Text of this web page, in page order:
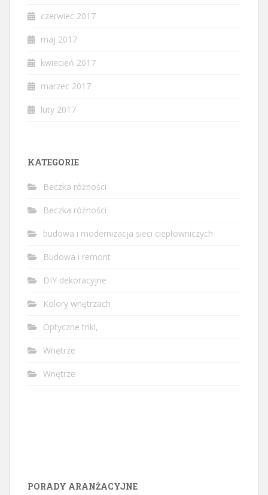
czerwiec 2017
maj 2017
kwiecień 2017
marzec 2017
luty 2017
KATEGORIE
Beczka różności
Beczka różności
budowa i modernizacja sieci ciepłowniczych
Budowa i remont
DIY dekoracyjne
Kolory wnętrzach
Optyczne triki,
Wnętrze
Wnętrze
PORADY ARANŻACYJNE